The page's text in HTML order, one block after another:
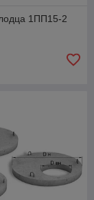
1ПП15-2